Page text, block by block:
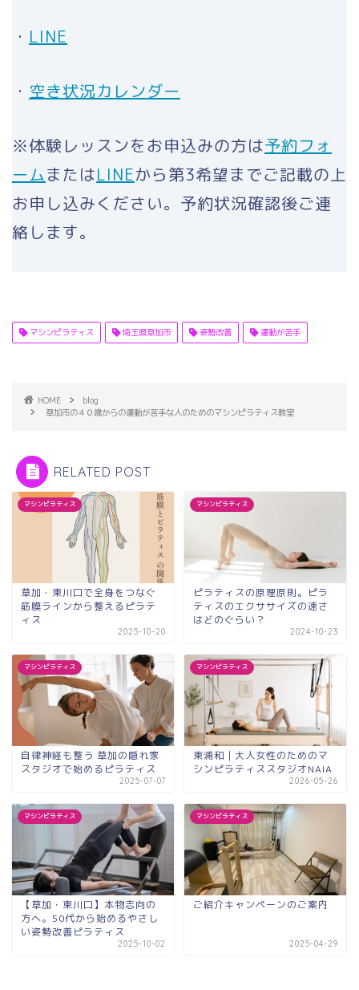
・ LINE
・ 空き状況カレンダー
※体験レッスンをお申込みの方は予約フォ
ームまたはLINEから第3希望までご記載の上
お申し込みください。予約状況確認後ご連
絡します。
マシンピラティス 埼玉県草加市 姿勢改善 運動が苦手
HOME
blog
草加市の４０歳からの運動が苦手な人のためのマシンピラティス教室
RELATED POST
マシンピラティス
草加・東川口で全身をつなぐ
筋膜ラインから整えるピラテ
ィス
2025-10-20
マシンピラティス
ピラティスの原理原則。ピラ
ティスのエクササイズの速さ
はどのぐらい？
2024-10-23
マシンピラティス
自律神経も整う 草加の隠れ家
スタジオで始めるピラティス
2025-07-07
マシンピラティス
東浦和｜大人女性のためのマ
シンピラティススタジオNAIA
2026-05-26
マシンピラティス
【草加・東川口】本物志向の
方へ。50代から始めるやさし
い姿勢改善ピラティス
2025-10-02
マシンピラティス
ご紹介キャンペーンのご案内
2025-04-29